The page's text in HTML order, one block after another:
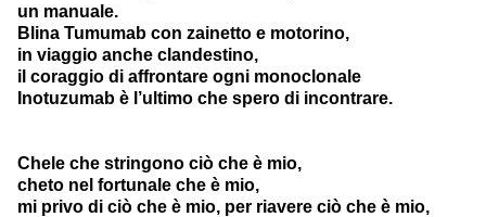
un manuale.
Blina Tumumab con zainetto e motorino,
in viaggio anche clandestino,
il coraggio di affrontare ogni monoclonale
Inotuzumab è l’ultimo che spero di incontrare.
Chele che stringono ciò che è mio,
cheto nel fortunale che è mio,
mi privo di ciò che è mio, per riavere ciò che è mio,